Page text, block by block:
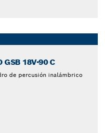
GSB 18V-90 C
de percusión inalámbrico